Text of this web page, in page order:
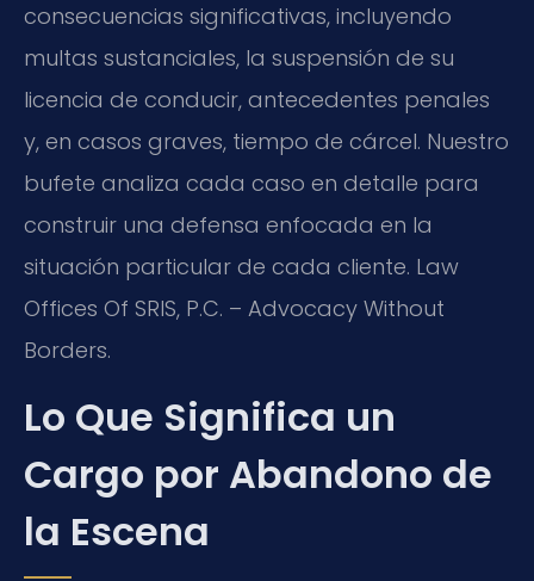
consecuencias significativas, incluyendo
multas sustanciales, la suspensión de su
licencia de conducir, antecedentes penales
y, en casos graves, tiempo de cárcel. Nuestro
bufete analiza cada caso en detalle para
construir una defensa enfocada en la
situación particular de cada cliente. Law
Offices Of SRIS, P.C. – Advocacy Without
Borders.
Lo Que Significa un
Cargo por Abandono de
la Escena